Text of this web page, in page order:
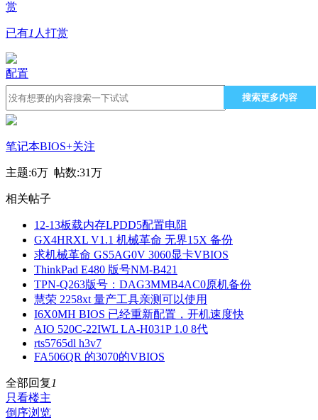
赏
已有1 人打赏
配置
搜索更多内容
笔记本BIOS+关注
主题:6万 帖数:31万
相关帖子
12-13板载内存LPDD5配置电阻
GX4HRXL V1.1 机械革命 无界15X 备份
求机械革命 GS5AG0V 3060显卡VBIOS
ThinkPad E480 版号NM-B421
TPN-Q263版号：DAG3MMB4AC0原机备份
慧荣 2258xt 量产工具亲测可以使用
I6X0MH BIOS 已经重新配置，开机速度快
AIO 520C-22IWL LA-H031P 1.0 8代
rts5765dl h3v7
FA506QR 的3070的VBIOS
全部回复 1
只看楼主
倒序浏览